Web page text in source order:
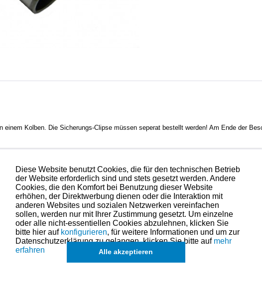
Kolben. Die Sicherungs-Clipse müssen seperat bestellt werden! Am Ende der
bedenkenlos verbaut werden.
nehmen. Preise hierzu finden Sie in der Kategorien-Übersicht links oder fragen Sie
Kolbenringe, Kolben und andere Teile für dieses Modell sind (falls vorhanden)
in der übergeordneten Kategorie zu finden.
Diese Website benutzt Cookies, die für den technischen Betrieb
der Website erforderlich sind und stets gesetzt werden. Andere
Cookies, die den Komfort bei Benutzung dieser Website
erhöhen, der Direktwerbung dienen oder die Interaktion mit
anderen Websites und sozialen Netzwerken vereinfachen
sollen, werden nur mit Ihrer Zustimmung gesetzt. Um einzelne
oder alle nicht-essentiellen Cookies abzulehnen, klicken Sie
bitte hier auf konfigurieren, für weitere Informationen und um zur
Datenschutzerklärung zu gelangen, klicken Sie bitte auf mehr
erfahren
Alle akzeptieren